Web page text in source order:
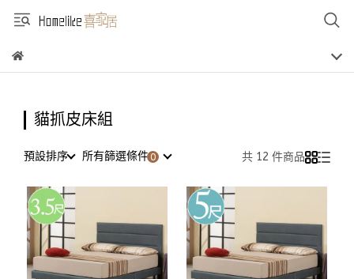
貓抓皮床組
預設排序 所有篩選條件 共 12 件商品